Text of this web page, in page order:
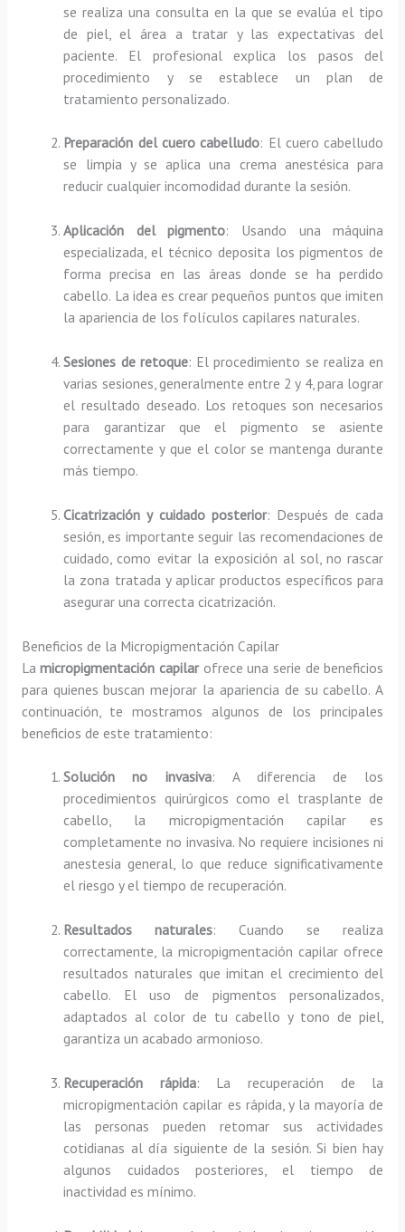
se realiza una consulta en la que se evalúa el tipo
de piel, el área a tratar y las expectativas del
paciente. El profesional explica los pasos del
procedimiento y se establece un plan de
tratamiento personalizado.
Preparación del cuero cabelludo: El cuero cabelludo
se limpia y se aplica una crema anestésica para
reducir cualquier incomodidad durante la sesión.
Aplicación del pigmento: Usando una máquina
especializada, el técnico deposita los pigmentos de
forma precisa en las áreas donde se ha perdido
cabello. La idea es crear pequeños puntos que imiten
la apariencia de los folículos capilares naturales.
Sesiones de retoque: El procedimiento se realiza en
varias sesiones, generalmente entre 2 y 4, para lograr
el resultado deseado. Los retoques son necesarios
para garantizar que el pigmento se asiente
correctamente y que el color se mantenga durante
más tiempo.
Cicatrización y cuidado posterior: Después de cada
sesión, es importante seguir las recomendaciones de
cuidado, como evitar la exposición al sol, no rascar
la zona tratada y aplicar productos específicos para
asegurar una correcta cicatrización.
Beneficios de la Micropigmentación Capilar
Lamicropigmentación capilarofrece una serie de beneficios
para quienes buscan mejorar la apariencia de su cabello. A
continuación, te mostramos algunos de los principales
beneficios de este tratamiento:
Solución no invasiva: A diferencia de los
procedimientos quirúrgicos como el trasplante de
cabello, la micropigmentación capilar es
completamente no invasiva. No requiere incisiones ni
anestesia general, lo que reduce significativamente
el riesgo y el tiempo de recuperación.
Resultados naturales: Cuando se realiza
correctamente, la micropigmentación capilar ofrece
resultados naturales que imitan el crecimiento del
cabello. El uso de pigmentos personalizados,
adaptados al color de tu cabello y tono de piel,
garantiza un acabado armonioso.
Recuperación rápida: La recuperación de la
micropigmentación capilar es rápida, y la mayoría de
las personas pueden retomar sus actividades
cotidianas al día siguiente de la sesión. Si bien hay
algunos cuidados posteriores, el tiempo de
inactividad es mínimo.